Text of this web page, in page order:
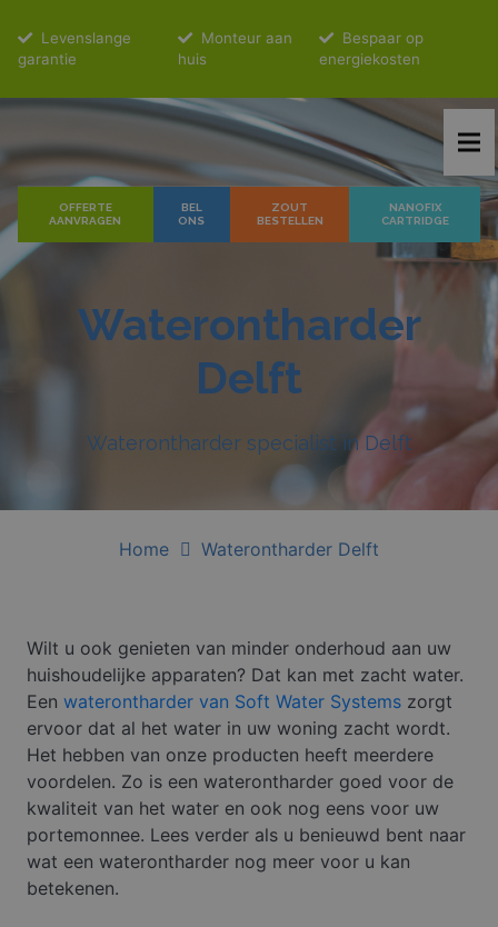
Levenslange
garantie
Monteur aan
huis
Bespaar op
energiekosten
OFFERTE
AANVRAGEN
BEL
ONS
ZOUT
BESTELLEN
NANOFIX
CARTRIDGE
Waterontharder
Delft
Waterontharder specialist in Delft
Home Waterontharder Delft
Wilt u ook genieten van minder onderhoud aan uw
huishoudelijke apparaten? Dat kan met zacht water.
Een waterontharder van Soft Water Systems zorgt
ervoor dat al het water in uw woning zacht wordt.
Het hebben van onze producten heeft meerdere
voordelen. Zo is een waterontharder goed voor de
kwaliteit van het water en ook nog eens voor uw
portemonnee. Lees verder als u benieuwd bent naar
wat een waterontharder nog meer voor u kan
betekenen.